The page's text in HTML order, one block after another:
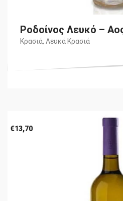
Ροδοίνος Λευκό –
Κρασιά, Λευκά Κρασιά
€13,70